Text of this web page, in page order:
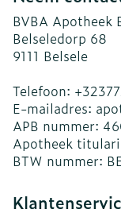
BVBA Apotheek
Belseledorp 68
9111 Belsele
Telefoon:
E-mailadres:
APB nummer:
Apotheek
BTW nummer: